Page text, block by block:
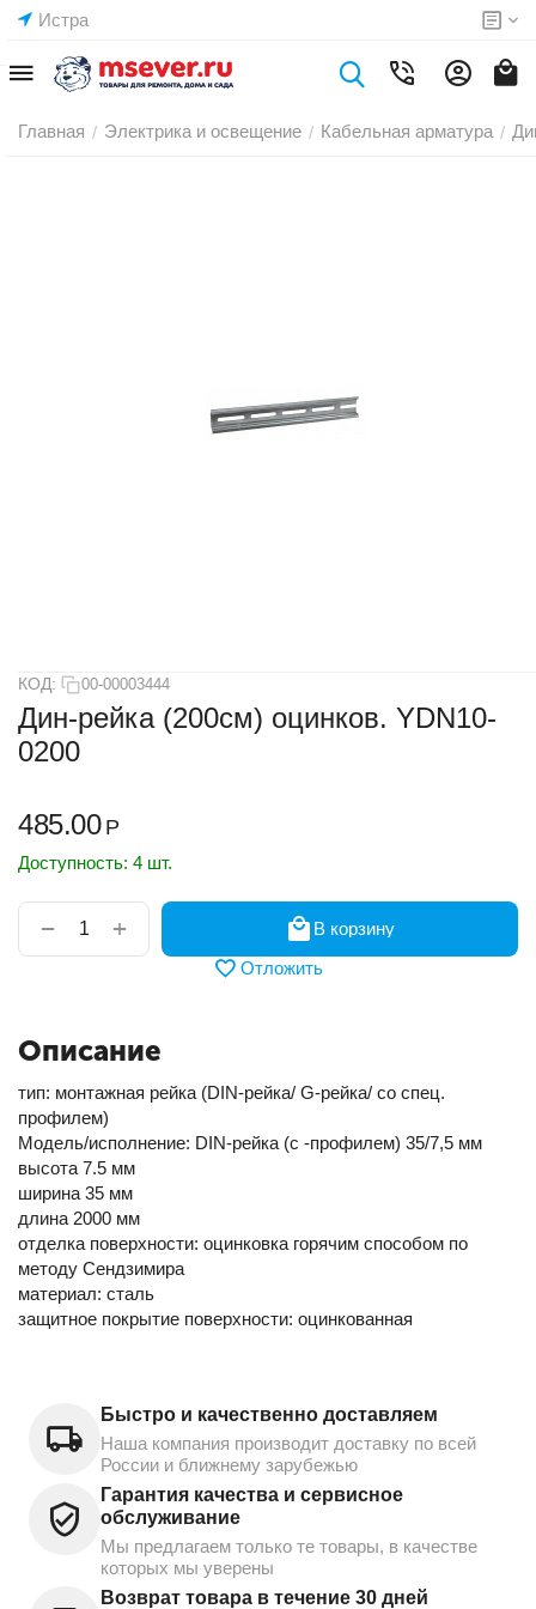
Истра
Главная / Электрика и освещение / Кабельная арматура /
КОД: 00-00003444
Дин-рейка (200см) оцинков. YDN10-
0200
485.00 Р
Доступность: 4 шт.
+
−
В корзину
Отложить
Описание
тип: монтажная рейка (DIN-рейка/ G-рейка/ со спец.
профилем)
Модель/исполнение: DIN-рейка (с -профилем) 35/7,5 мм
высота 7.5 мм
ширина 35 мм
длина 2000 мм
отделка поверхности: оцинковка горячим способом по
методу Сендзимира
материал: сталь
защитное покрытие поверхности: оцинкованная
Быстро и качественно доставляем
Наша компания производит доставку по всей
России и ближнему зарубежью
Гарантия качества и сервисное
обслуживание
Мы предлагаем только те товары, в качестве
которых мы уверены
Возврат товара в течение 30 дней